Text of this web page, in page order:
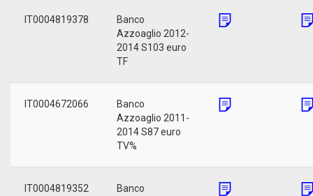
IT0004819378
Banco
Azzoaglio 2012-
2014 S103 euro
TF
IT0004672066
Banco
Azzoaglio 2011-
2014 S87 euro
TV%
IT0004819352
Banco